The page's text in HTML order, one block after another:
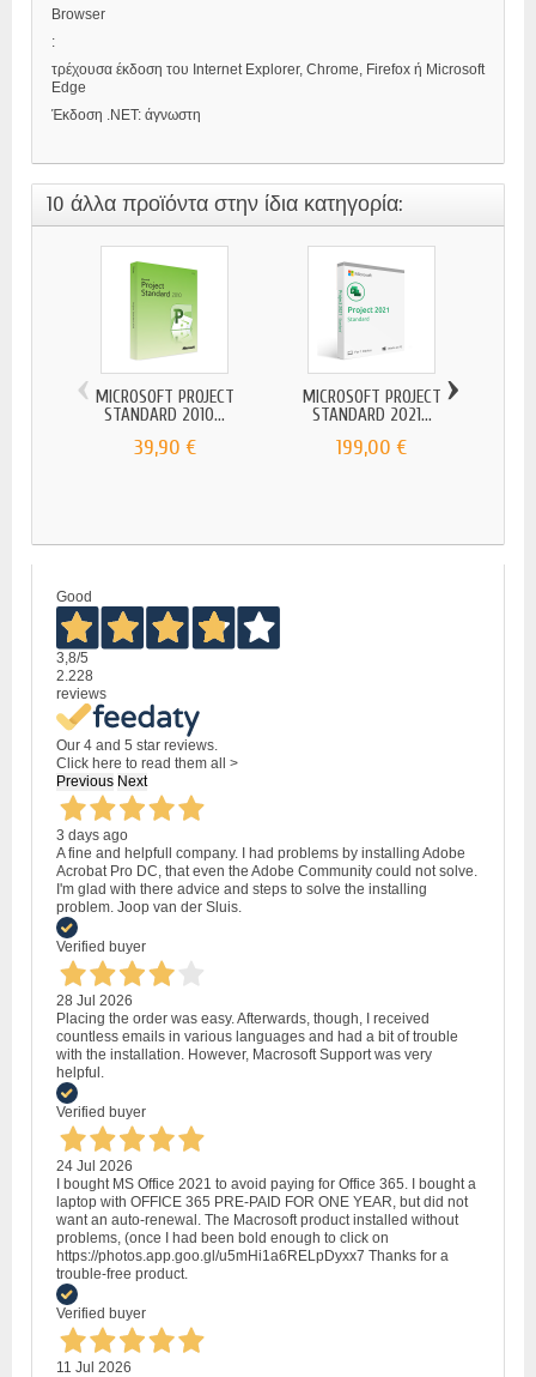
Browser
:
τρέχουσα έκδοση του Internet Explorer, Chrome, Firefox ή Microsoft
Edge
Έκδοση .NET: άγνωστη
10 άλλα προϊόντα στην ίδια κατηγορία:
MICROSOFT PROJECT
STANDARD 2010...
39,90 €
MICROSOFT PROJECT
STANDARD 2021...
199,00 €
‹ ›
Good
3,8/5
2.228
reviews
Our 4 and 5 star reviews.
Click here to read them all >
Previous Next
3 days ago
A fine and helpfull company. I had problems by installing Adobe
Acrobat Pro DC, that even the Adobe Community could not solve.
I'm glad with there advice and steps to solve the installing
problem. Joop van der Sluis.
Verified buyer
28 Jul 2026
Placing the order was easy. Afterwards, though, I received
countless emails in various languages and had a bit of trouble
with the installation. However, Macrosoft Support was very
helpful.
Verified buyer
24 Jul 2026
I bought MS Office 2021 to avoid paying for Office 365. I bought a
laptop with OFFICE 365 PRE-PAID FOR ONE YEAR, but did not
want an auto-renewal. The Macrosoft product installed without
problems, (once I had been bold enough to click on
https://photos.app.goo.gl/u5mHi1a6RELpDyxx7 Thanks for a
trouble-free product.
Verified buyer
11 Jul 2026